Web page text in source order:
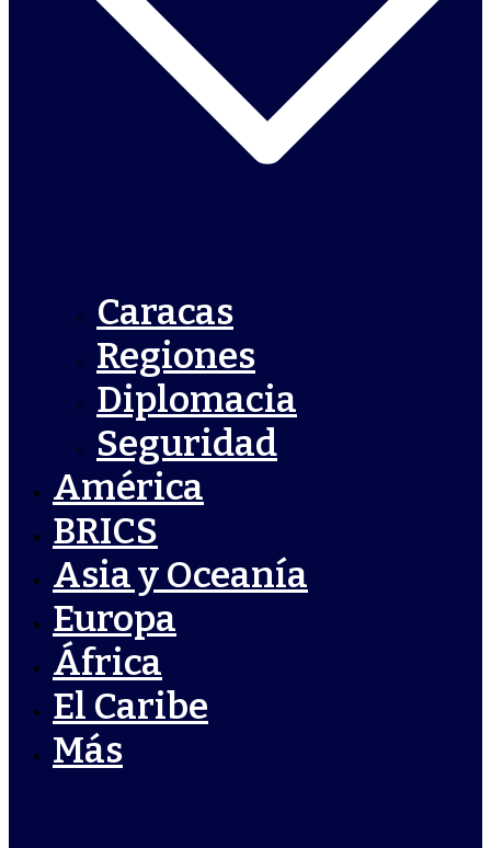
Caracas
Regiones
Diplomacia
Seguridad
América
BRICS
Asia y Oceanía
Europa
África
El Caribe
Más